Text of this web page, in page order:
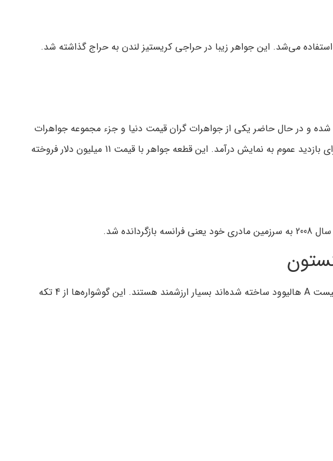
می‌شد. این جواهر زیبا در حراجی کریستیز لندن به حراج گذاشته شد.
است. این جواهر از الماس کولینان بریده شده و در حال حاضر یکی از جواهرات گران قیمت دنیا و جزء مجموعه جواهرات
تاج بریتانیا است. این جواهر گران در سال 2011 در روز ولنتاین توسط حراجی کریستیز با عنوان «عشق در نگاه اول» برای بازدید عموم به نمایش درآمد. این قطعه جواهر با قیمت 11 میلیون دلار فروخته
این گوشواره‌ها علاوه بر اینکه یکی از جواهرات گران قیمت دنیا هستند به دلیل اینکه برای استفاده‌ی سوپراستارهای لیست A هالیوود ساخته شده‌اند بسیار ارزشمند هستند. این گوشواره‌ها از 4 تکه